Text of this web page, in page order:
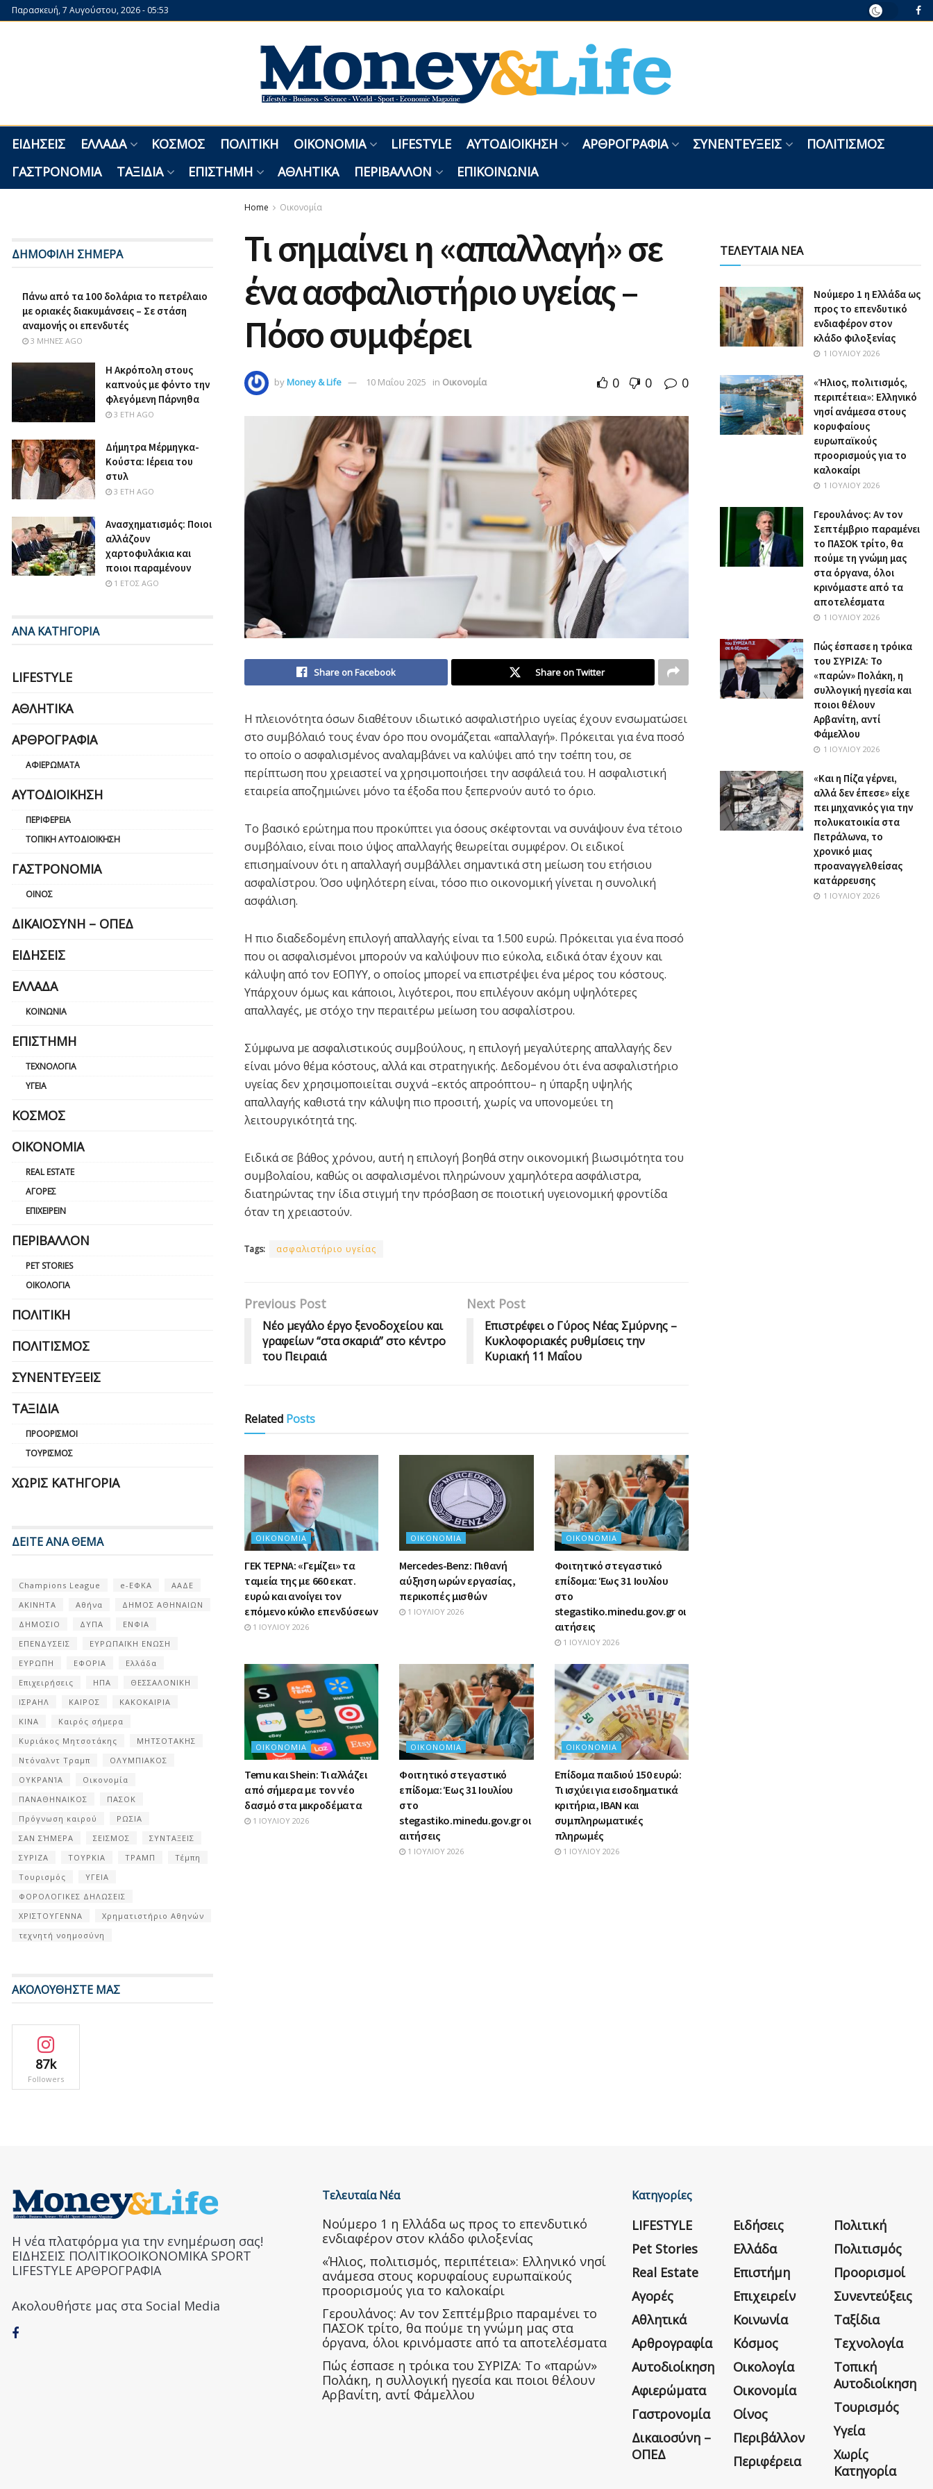
Παρασκευή, 7 Αυγούστου, 2026 - 05:53
ΕΙΔΉΣΕΙΣ ΕΛΛΆΔΑ ΚΌΣΜΟΣ ΠΟΛΙΤΙΚΉ ΟΙΚΟΝΟΜΊΑ LIFESTYLE ΑΥΤΟΔΙΟΊΚΗΣΗ ΑΡΘΡΟΓΡΑΦΊΑ ΣΥΝΕΝΤΕΎΞΕΙΣ
ΠΟΛΙΤΙΣΜΌΣ
ΓΑΣΤΡΟΝΟΜΊΑ
ΤΑΞΊΔΙΑ ΕΠΙΣΤΉΜΗ ΑΘΛΗΤΙΚΆ ΠΕΡΙΒΆΛΛΟΝ ΕΠΙΚΟΙΝΩΝΊΑ
Home Οικονομία
Τι σημαίνει η «απαλλαγή» σε
ένα ασφαλιστήριο υγείας –
Πόσο συμφέρει
byMoney & Life 10 Μαΐου 2025 in Οικονομία 0 0 0
Share on Facebook Share on Twitter
Η πλειονότητα όσων διαθέτουν ιδιωτικό ασφαλιστήριο υγείας έχουν ενσωματώσει
στο συμβόλαιό τους έναν όρο που ονομάζεται «απαλλαγή». Πρόκειται για ένα ποσό
το οποίο ο ασφαλισμένος αναλαμβάνει να καλύψει από την τσέπη του, σε
περίπτωση που χρειαστεί να χρησιμοποιήσει την ασφάλειά του. Η ασφαλιστική
εταιρεία αποζημιώνει μόνο τα έξοδα που ξεπερνούν αυτό το όριο.
Το βασικό ερώτημα που προκύπτει για όσους σκέφτονται να συνάψουν ένα τέτοιο
συμβόλαιο, είναι ποιο ύψος απαλλαγής θεωρείται συμφέρον. Οι ειδικοί
επισημαίνουν ότι η απαλλαγή συμβάλλει σημαντικά στη μείωση του ετήσιου
ασφαλίστρου. Όσο υψηλότερη είναι, τόσο πιο οικονομική γίνεται η συνολική
ασφάλιση.
Η πιο διαδεδομένη επιλογή απαλλαγής είναι τα 1.500 ευρώ. Πρόκειται για ένα ποσό
που οι ασφαλισμένοι μπορούν να καλύψουν πιο εύκολα, ειδικά όταν έχουν και
κάλυψη από τον ΕΟΠΥΥ, ο οποίος μπορεί να επιστρέψει ένα μέρος του κόστους.
Υπάρχουν όμως και κάποιοι, λιγότεροι, που επιλέγουν ακόμη υψηλότερες
απαλλαγές, με στόχο την περαιτέρω μείωση του ασφαλίστρου.
Σύμφωνα με ασφαλιστικούς συμβούλους, η επιλογή μεγαλύτερης απαλλαγής δεν
είναι μόνο θέμα κόστους, αλλά και στρατηγικής. Δεδομένου ότι ένα ασφαλιστήριο
υγείας δεν χρησιμοποιείται συχνά –εκτός απροόπτου– η ύπαρξη υψηλής
απαλλαγής καθιστά την κάλυψη πιο προσιτή, χωρίς να υπονομεύει τη
λειτουργικότητά της.
Ειδικά σε βάθος χρόνου, αυτή η επιλογή βοηθά στην οικονομική βιωσιμότητα του
συμβολαίου, καθώς οι ασφαλισμένοι πληρώνουν χαμηλότερα ασφάλιστρα,
διατηρώντας την ίδια στιγμή την πρόσβαση σε ποιοτική υγειονομική φροντίδα
όταν τη χρειαστούν.
Tags: ασφαλιστήριο υγείας
Previous Post
Νέο μεγάλο έργο ξενοδοχείου και
γραφείων “στα σκαριά” στο κέντρο
του Πειραιά
Next Post
Επιστρέφει ο Γύρος Νέας Σμύρνης –
Κυκλοφοριακές ρυθμίσεις την
Κυριακή 11 Μαΐου
Related Posts
ΟΙΚΟΝΟΜΊΑ
ΓΕΚ ΤΕΡΝΑ: «Γεμίζει» τα
ταμεία της με 660 εκατ.
ευρώ και ανοίγει τον
επόμενο κύκλο επενδύσεων
1 ΙΟΥΛΊΟΥ 2026
ΟΙΚΟΝΟΜΊΑ
Mercedes-Benz: Πιθανή
αύξηση ωρών εργασίας,
περικοπές μισθών
1 ΙΟΥΛΊΟΥ 2026
ΟΙΚΟΝΟΜΊΑ
Φοιτητικό στεγαστικό
επίδομα: Έως 31 Ιουλίου
στο
stegastiko.minedu.gov.gr οι
αιτήσεις
1 ΙΟΥΛΊΟΥ 2026
ΟΙΚΟΝΟΜΊΑ
Temu και Shein: Τι αλλάζει
από σήμερα με τον νέο
δασμό στα μικροδέματα
1 ΙΟΥΛΊΟΥ 2026
ΟΙΚΟΝΟΜΊΑ
Φοιτητικό στεγαστικό
επίδομα: Έως 31 Ιουλίου
στο
stegastiko.minedu.gov.gr οι
αιτήσεις
1 ΙΟΥΛΊΟΥ 2026
ΟΙΚΟΝΟΜΊΑ
Επίδομα παιδιού 150 ευρώ:
Τι ισχύει για εισοδηματικά
κριτήρια, IBAN και
συμπληρωματικές
πληρωμές
1 ΙΟΥΛΊΟΥ 2026
ΔΗΜΟΦΙΛΗ ΣΗΜΕΡΑ
Πάνω από τα 100 δολάρια το πετρέλαιο
με οριακές διακυμάνσεις – Σε στάση
αναμονής οι επενδυτές
3 ΜΉΝΕΣ AGO
Η Ακρόπολη στους
καπνούς με φόντο την
φλεγόμενη Πάρνηθα
3 ΈΤΗ AGO
Δήμητρα Μέρμηγκα-
Κούστα: Ιέρεια του
στυλ
3 ΈΤΗ AGO
Ανασχηματισμός: Ποιοι
αλλάζουν
χαρτοφυλάκια και
ποιοι παραμένουν
1 ΈΤΟΣ AGO
ΑΝΑ ΚΑΤΗΓΟΡΙΑ
LIFESTYLE
ΑΘΛΗΤΙΚΆ
ΑΡΘΡΟΓΡΑΦΊΑ
ΑΦΙΕΡΏΜΑΤΑ
ΑΥΤΟΔΙΟΊΚΗΣΗ
ΠΕΡΙΦΈΡΕΙΑ
ΤΟΠΙΚΉ ΑΥΤΟΔΙΟΊΚΗΣΗ
ΓΑΣΤΡΟΝΟΜΊΑ
ΟΊΝΟΣ
ΔΙΚΑΙΟΣΎΝΗ – ΟΠΕΔ
ΕΙΔΉΣΕΙΣ
ΕΛΛΆΔΑ
ΚΟΙΝΩΝΊΑ
ΕΠΙΣΤΉΜΗ
ΤΕΧΝΟΛΟΓΊΑ
ΥΓΕΊΑ
ΚΌΣΜΟΣ
ΟΙΚΟΝΟΜΊΑ
REAL ESTATE
ΑΓΟΡΈΣ
ΕΠΙΧΕΙΡΕΊΝ
ΠΕΡΙΒΆΛΛΟΝ
PET STORIES
ΟΙΚΟΛΟΓΊΑ
ΠΟΛΙΤΙΚΉ
ΠΟΛΙΤΙΣΜΌΣ
ΣΥΝΕΝΤΕΎΞΕΙΣ
ΤΑΞΊΔΙΑ
ΠΡΟΟΡΙΣΜΟΊ
ΤΟΥΡΙΣΜΌΣ
ΧΩΡΊΣ ΚΑΤΗΓΟΡΊΑ
ΔΕΙΤΕ ΑΝΑ ΘΕΜΑ
Champions League e-ΕΦΚΑ
ΑΑΔΕ
ΑΚΙΝΗΤΑ
Αθήνα
ΔΗΜΟΣ ΑΘΗΝΑΙΩΝ
ΔΗΜΟΣΙΟ
ΔΥΠΑ
ΕΝΦΙΑ
ΕΠΕΝΔΥΣΕΙΣ
ΕΥΡΩΠΑΪΚΗ ΕΝΩΣΗ
ΕΥΡΩΠΗ
ΕΦΟΡΙΑ
Ελλάδα
Επιχειρήσεις
ΗΠΑ
ΘΕΣΣΑΛΟΝΙΚΗ
ΙΣΡΑΗΛ
ΚΑΙΡΟΣ
ΚΑΚΟΚΑΙΡΙΑ
ΚΙΝΑ
Καιρός σήμερα
Κυριάκος Μητσοτάκης
ΜΗΤΣΟΤΑΚΗΣ
Ντόναλντ Τραμπ
ΟΛΥΜΠΙΑΚΟΣ
ΟΥΚΡΑΝΊΑ
Οικονομία
ΠΑΝΑΘΗΝΑΙΚΟΣ
ΠΑΣΟΚ
Πρόγνωση καιρού
ΡΩΣΙΑ
ΣΑΝ ΣΉΜΕΡΑ
ΣΕΙΣΜΟΣ
ΣΥΝΤΑΞΕΙΣ
ΣΥΡΙΖΑ
ΤΟΥΡΚΙΑ ΤΡΑΜΠ
Τέμπη
Τουρισμός
ΥΓΕΙΑ
ΦΟΡΟΛΟΓΙΚΕΣ ΔΗΛΩΣΕΙΣ
ΧΡΙΣΤΟΥΓΕΝΝΑ
Χρηματιστήριο Αθηνών
τεχνητή νοημοσύνη
ΑΚΟΛΟΥΘΗΣΤΕ ΜΑΣ
87k
Followers
ΤΕΛΕΥΤΑΙΑ ΝΕΑ
Nούμερο 1 η Ελλάδα ως
προς το επενδυτικό
ενδιαφέρον στον
κλάδο φιλοξενίας
1 ΙΟΥΛΊΟΥ 2026
«Ήλιος, πολιτισμός,
περιπέτεια»: Ελληνικό
νησί ανάμεσα στους
κορυφαίους
ευρωπαϊκούς
προορισμούς για το
καλοκαίρι
1 ΙΟΥΛΊΟΥ 2026
Γερουλάνος: Αν τον
Σεπτέμβριο παραμένει
το ΠΑΣΟΚ τρίτο, θα
πούμε τη γνώμη μας
στα όργανα, όλοι
κρινόμαστε από τα
αποτελέσματα
1 ΙΟΥΛΊΟΥ 2026
Πώς έσπασε η τρόικα
του ΣΥΡΙΖΑ: Το
«παρών» Πολάκη, η
συλλογική ηγεσία και
ποιοι θέλουν
Αρβανίτη, αντί
Φάμελλου
1 ΙΟΥΛΊΟΥ 2026
«Και η Πίζα γέρνει,
αλλά δεν έπεσε» είχε
πει μηχανικός για την
πολυκατοικία στα
Πετράλωνα, το
χρονικό μιας
προαναγγελθείσας
κατάρρευσης
1 ΙΟΥΛΊΟΥ 2026
Η νέα πλατφόρμα για την ενημέρωση σας!
ΕΙΔΗΣΕΙΣ ΠΟΛΙΤΙΚΟΟΙΚΟΝΟΜΙΚΑ SPORT
LIFESTYLE ΑΡΘΡΟΓΡΑΦΙΑ
Ακολουθήστε μας στα Social Media
Τελευταία Νέα
Nούμερο 1 η Ελλάδα ως προς το επενδυτικό
ενδιαφέρον στον κλάδο φιλοξενίας
«Ήλιος, πολιτισμός, περιπέτεια»: Ελληνικό νησί
ανάμεσα στους κορυφαίους ευρωπαϊκούς
προορισμούς για το καλοκαίρι
Γερουλάνος: Αν τον Σεπτέμβριο παραμένει το
ΠΑΣΟΚ τρίτο, θα πούμε τη γνώμη μας στα
όργανα, όλοι κρινόμαστε από τα αποτελέσματα
Πώς έσπασε η τρόικα του ΣΥΡΙΖΑ: Το «παρών»
Πολάκη, η συλλογική ηγεσία και ποιοι θέλουν
Αρβανίτη, αντί Φάμελλου
Κατηγορίες
LIFESTYLE
Pet Stories
Real Estate
Αγορές
Αθλητικά
Αρθρογραφία
Αυτοδιοίκηση
Αφιερώματα
Γαστρονομία
Δικαιοσύνη –
ΟΠΕΔ
Ειδήσεις
Ελλάδα
Επιστήμη
Επιχειρείν
Κοινωνία
Κόσμος
Οικολογία
Οικονομία
Οίνος
Περιβάλλον
Περιφέρεια
Πολιτική
Πολιτισμός
Προορισμοί
Συνεντεύξεις
Ταξίδια
Τεχνολογία
Τοπική
Αυτοδιοίκηση
Τουρισμός
Υγεία
Χωρίς
Κατηγορία